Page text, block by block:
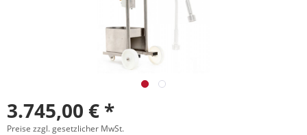
3.745,00 € *
Preise zzgl. gesetzlicher MwSt.